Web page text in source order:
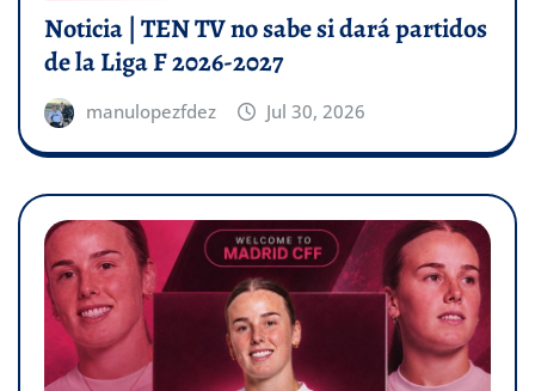
Noticia | TEN TV no sabe si dará partidos
de la Liga F 2026-2027
manulopezfdez Jul 30, 2026